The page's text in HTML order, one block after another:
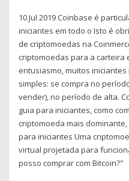
10 Jul 2019 Coinbase é
iniciantes em todo o Isto é
de criptomoedas na
criptomoedas para a carteira
entusiasmo, muitos
simples: se compra no
vender), no período de alta.
guia para iniciantes, como
criptomoeda mais
para iniciantes Uma
virtual projetada para
posso comprar com Bitcoin?"